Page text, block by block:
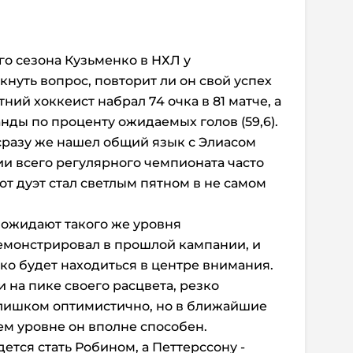
сезона Кузьменко в НХЛ у
вопрос, повторит ли он свой успех
хоккеист набрал 74 очка в 81 матче, а
по проценту ожидаемых голов (59,6).
же нашел общий язык с Элиасом
всего регулярного чемпионата часто
дуэт стал светлым пятном в не самом
такого же уровня
в прошлой кампании, и
будет находиться в центре внимания.
пике своего расцвета, резко
оптимистично, но в ближайшие
уровне он вполне способен.
стать Робином, а Петтерссону -